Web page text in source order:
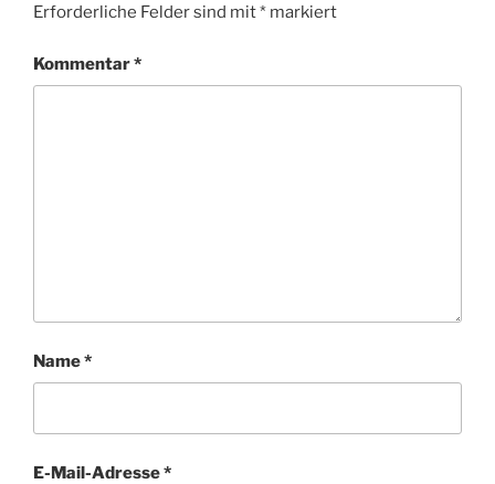
Erforderliche Felder sind mit* markiert
Kommentar*
Name*
E-Mail-Adresse*